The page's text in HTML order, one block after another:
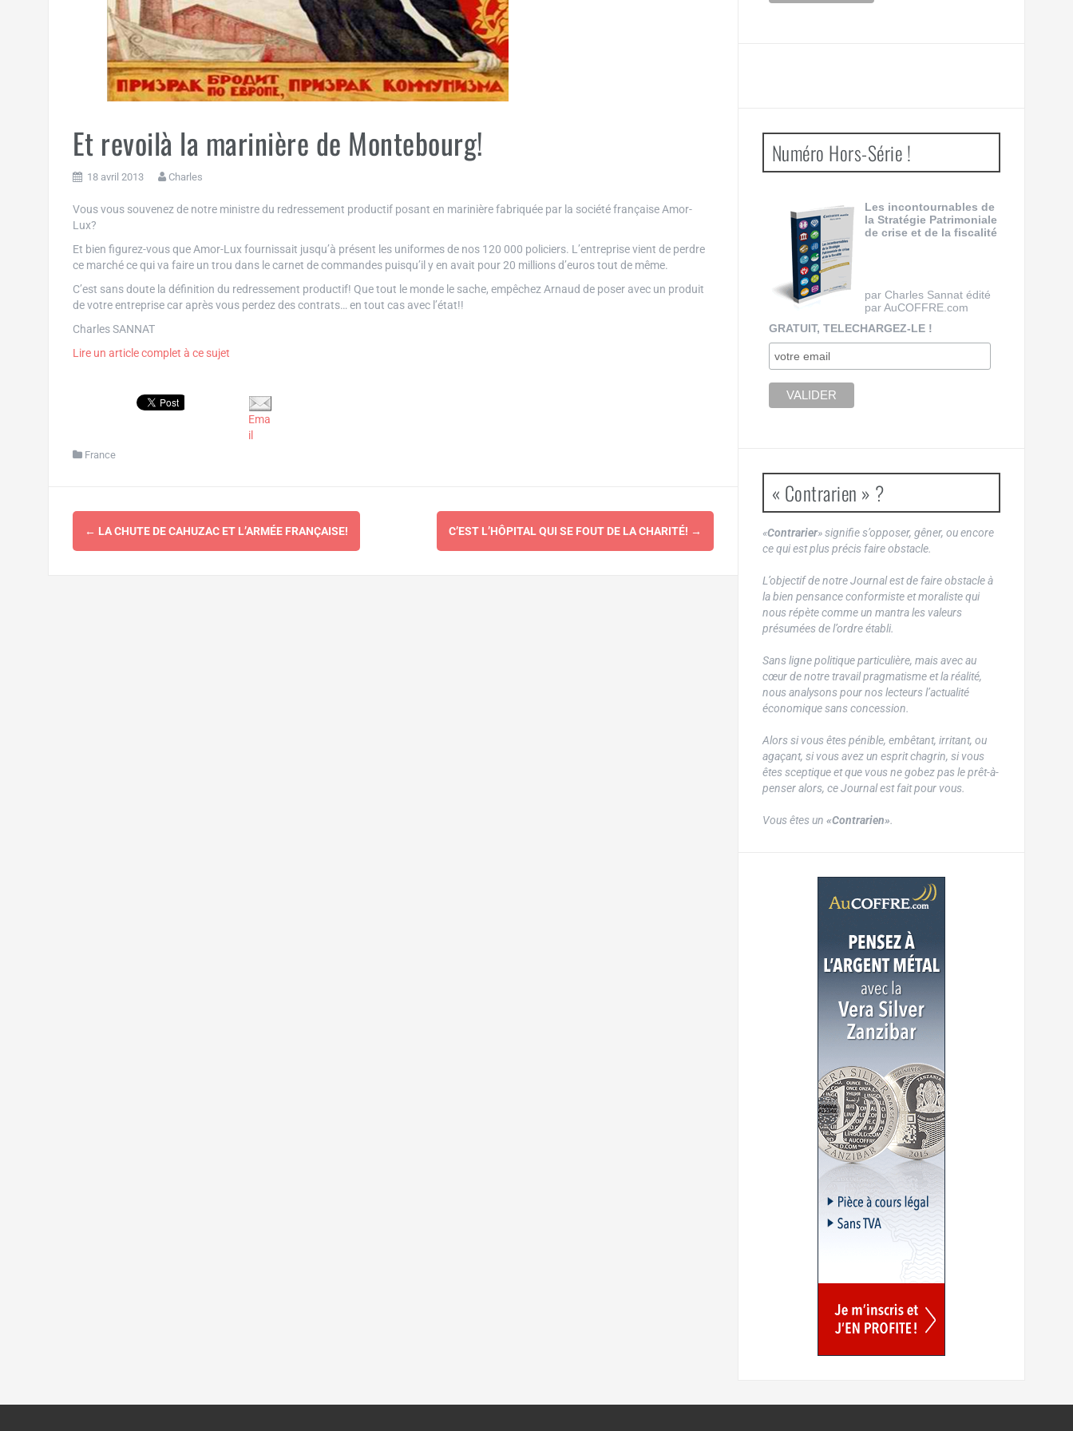
Et revoilà la marinière de Montebourg!
18 avril 2013 Charles
Vous vous souvenez de notre ministre du redressement productif posant en marinière fabriquée par la société française Amor-
Lux?
Et bien figurez-vous que Amor-Lux fournissait jusqu’à présent les uniformes de nos 120 000 policiers. L’entreprise vient de perdre
ce marché ce qui va faire un trou dans le carnet de commandes puisqu’il y en avait pour 20 millions d’euros tout de même.
C’est sans doute la définition du redressement productif! Que tout le monde le sache, empêchez Arnaud de poser avec un produit
de votre entreprise car après vous perdez des contrats… en tout cas avec l’état!!
Charles SANNAT
Lire un article complet à ce sujet
Ema
il
France
Navigation
d'article
← LA CHUTE DE CAHUZAC ET L’ARMÉE FRANÇAISE! C’EST L’HÔPITAL QUI SE FOUT DE LA CHARITÉ! →
Numéro Hors-Série !
Les incontournables de
la Stratégie Patrimoniale
de crise et de la fiscalité
par Charles Sannat édité
par AuCOFFRE.com
GRATUIT, TELECHARGEZ-LE !
« Contrarien » ?
«Contrarier» signifie s’opposer, gêner, ou encore
ce qui est plus précis faire obstacle.
L’objectif de notre Journal est de faire obstacle à
la bien pensance conformiste et moraliste qui
nous répète comme un mantra les valeurs
présumées de l’ordre établi.
Sans ligne politique particulière, mais avec au
cœur de notre travail pragmatisme et la réalité,
nous analysons pour nos lecteurs l’actualité
économique sans concession.
Alors si vous êtes pénible, embêtant, irritant, ou
agaçant, si vous avez un esprit chagrin, si vous
êtes sceptique et que vous ne gobez pas le prêt-à-
penser alors, ce Journal est fait pour vous.
Vous êtes un «Contrarien».